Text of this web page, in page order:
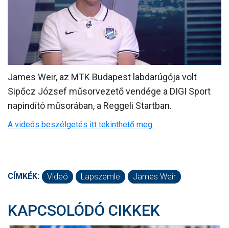
MÉRKŐZÉSEK
KLUB
GALÉRIA
SZURKOLÓI ÉLMÉNYEK
AKKREDITÁCIÓ
James Weir, az MTK Budapest labdarúgója volt
Sipőcz József műsorvezető vendége a DIGI Sport
napindító műsorában, a Reggeli Startban.
A videós beszélgetés itt tekinthető meg.
CÍMKÉK: Videó Lapszemle James Weir
KAPCSOLÓDÓ CIKKEK